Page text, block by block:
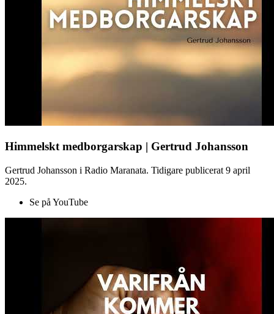
Himmelskt medborgarskap | Gertrud Johansson
Gertrud Johansson i Radio Maranata. Tidigare publicerat 9 april
2025.
Se på YouTube